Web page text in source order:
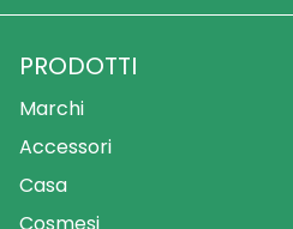
PRODOTTI
Marchi
Accessori
Casa